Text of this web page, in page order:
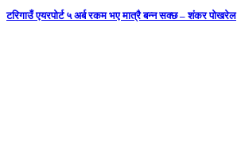
टरिगाउँ एयरपोर्ट ५ अर्ब रकम भए मात्रै बन्न सक्छ – शंकर पोखरेल